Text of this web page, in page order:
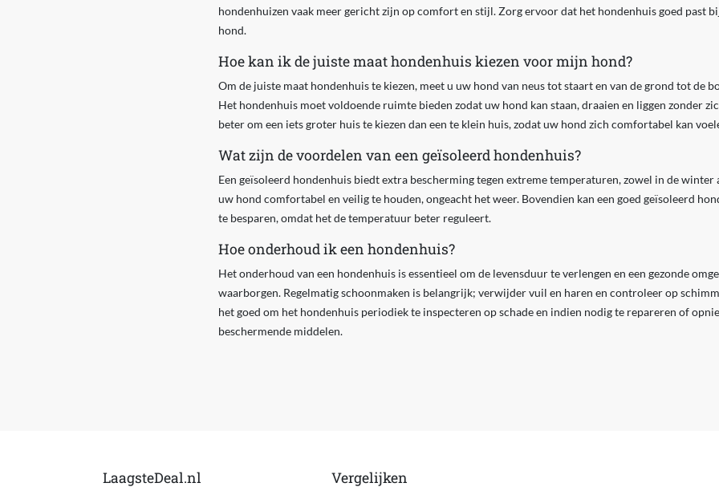
hondenhuizen vaak meer gericht zijn op comfort en stijl. Zorg ervoor dat het hondenhuis goed past
hond.
Hoe kan ik de juiste maat hondenhuis kiezen voor mijn hond?
Om de juiste maat hondenhuis te kiezen, meet u uw hond van neus tot staart en van de grond tot de
Het hondenhuis moet voldoende ruimte bieden zodat uw hond kan staan, draaien en liggen zonder
beter om een iets groter huis te kiezen dan een te klein huis, zodat uw hond zich comfortabel kan
Wat zijn de voordelen van een geïsoleerd hondenhuis?
Een geïsoleerd hondenhuis biedt extra bescherming tegen extreme temperaturen, zowel in de winter
uw hond comfortabel en veilig te houden, ongeacht het weer. Bovendien kan een goed geïsoleerd
te besparen, omdat het de temperatuur beter reguleert.
Hoe onderhoud ik een hondenhuis?
Het onderhoud van een hondenhuis is essentieel om de levensduur te verlengen en een gezonde
waarborgen. Regelmatig schoonmaken is belangrijk; verwijder vuil en haren en controleer op
het goed om het hondenhuis periodiek te inspecteren op schade en indien nodig te repareren of
beschermende middelen.
LaagsteDeal.nl Vergelijken